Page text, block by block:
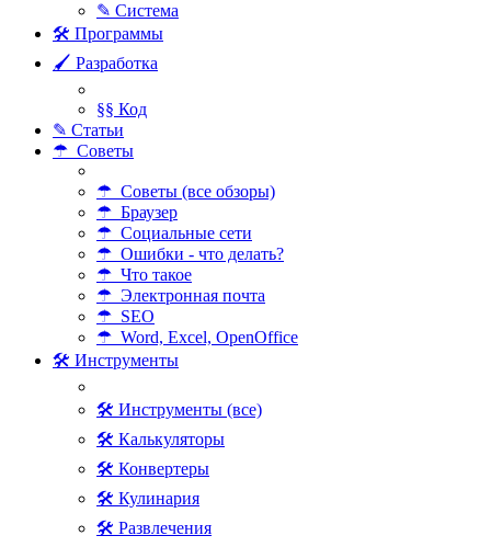
✎ Система
🛠 Программы
🖌 Разработка
§§ Код
✎ Статьи
☂ Советы
☂ Советы (все обзоры)
☂ Браузер
☂ Социальные сети
☂ Ошибки - что делать?
☂ Что такое
☂ Электронная почта
☂ SEO
☂ Word, Excel, OpenOffice
🛠 Инструменты
🛠 Инструменты (все)
🛠 Калькуляторы
🛠 Конвертеры
🛠 Кулинария
🛠 Развлечения